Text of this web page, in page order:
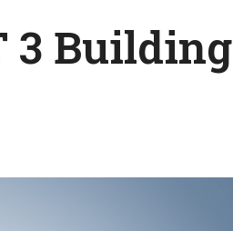
3 Building